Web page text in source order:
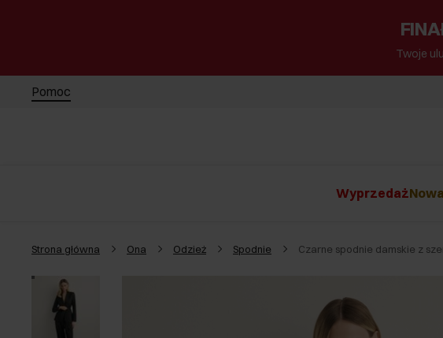
Twoje
Pomoc
Wyprzedaż
Strona główna Ona Odzież Spodnie Czarne spodnie damskie z